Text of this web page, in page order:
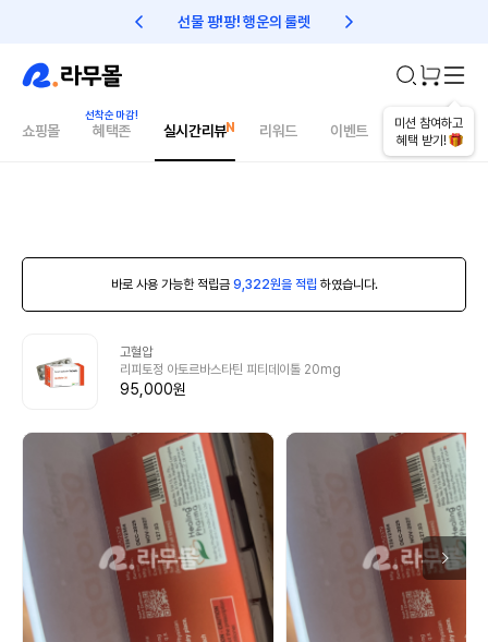
선물 팡!팡! 행운의 룰렛 친구초대 1만원 리워드!
미션 참여하고
혜택 받기!
쇼핑몰 혜택존 실시간리뷰 리워드 이벤트 건강매거진
바로 사용 가능한 적립금 9,322원을 적립 하였습니다.
고혈압
리피토정 아토르바스타틴 피티데이톨 20mg
95,000원